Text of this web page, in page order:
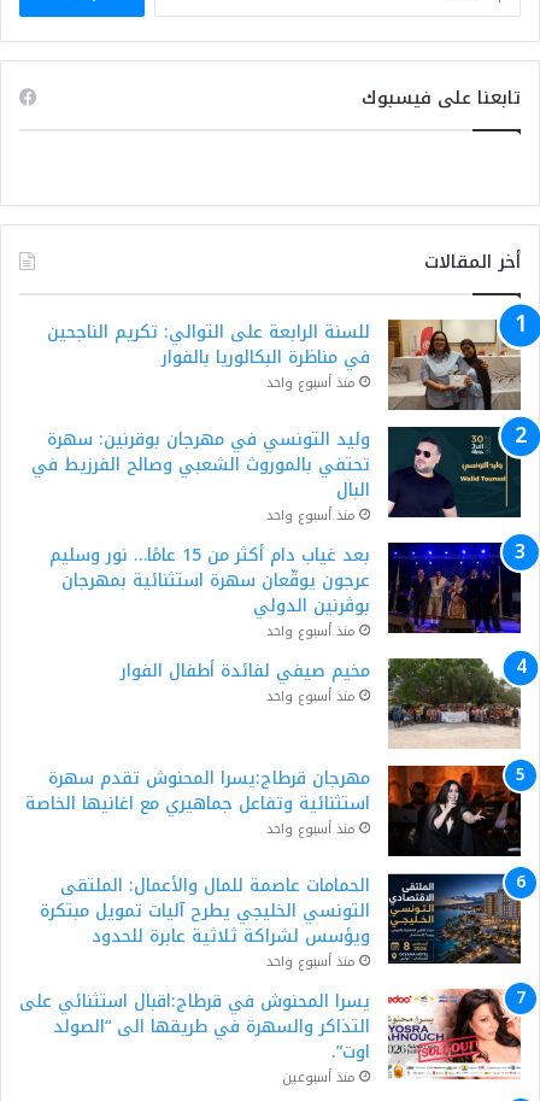
تابعنا على فيسبوك
أخر المقالات
للسنة الرابعة على التوالي: تكريم الناجحين
في مناظرة البكالوريا بالفوار
منذ أسبوع واحد
وليد التونسي في مهرجان بوقرنين: سهرة
تحتفي بالموروث الشعبي وصالح الفرزيط في
البال
منذ أسبوع واحد
بعد غياب دام أكثر من 15 عامًا… نور وسليم
عرجون يوقّعان سهرة استثنائية بمهرجان
بوڨرنين الدولي
منذ أسبوع واحد
مخيم صيفي لفائدة أطفال الفوار
منذ أسبوع واحد
مهرجان قرطاج:يسرا المحنوش تقدم سهرة
استثنائية وتفاعل جماهيري مع اغانيها الخاصة
منذ أسبوع واحد
الحمامات عاصمة للمال والأعمال: الملتقى
التونسي الخليجي يطرح آليات تمويل مبتكرة
ويؤسس لشراكة ثلاثية عابرة للحدود
منذ أسبوع واحد
يسرا المحنوش في قرطاج:اقبال استثنائي على
التذاكر والسهرة في طريقها الى “الصولد
اوت”.
منذ أسبوعين